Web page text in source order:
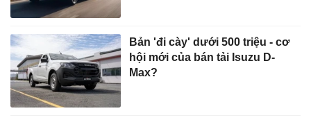
Bản 'đi cày' dưới 500 triệu - cơ
hội mới của bán tải Isuzu D-
Max?